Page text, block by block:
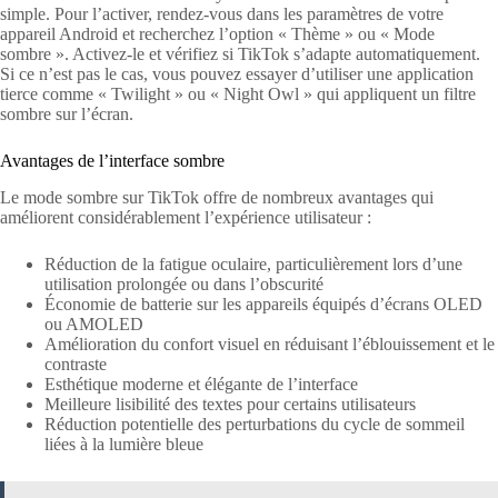
simple. Pour l’activer, rendez-vous dans les paramètres de votre
appareil Android et recherchez l’option « Thème » ou « Mode
sombre ». Activez-le et vérifiez si TikTok s’adapte automatiquement.
Si ce n’est pas le cas, vous pouvez essayer d’utiliser une application
tierce comme « Twilight » ou « Night Owl » qui appliquent un filtre
sombre sur l’écran.
Avantages de l’interface sombre
Le mode sombre sur TikTok offre de nombreux avantages qui
améliorent considérablement l’expérience utilisateur :
Réduction de la fatigue oculaire, particulièrement lors d’une
utilisation prolongée ou dans l’obscurité
Économie de batterie sur les appareils équipés d’écrans OLED
ou AMOLED
Amélioration du confort visuel en réduisant l’éblouissement et le
contraste
Esthétique moderne et élégante de l’interface
Meilleure lisibilité des textes pour certains utilisateurs
Réduction potentielle des perturbations du cycle de sommeil
liées à la lumière bleue